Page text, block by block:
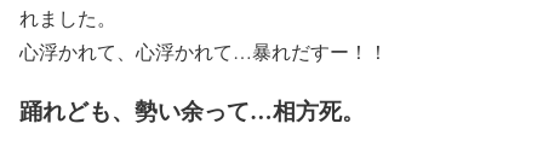
れました。
心浮かれて、心浮かれて…暴れだすー！！
踊れども、勢い余って…相方死。